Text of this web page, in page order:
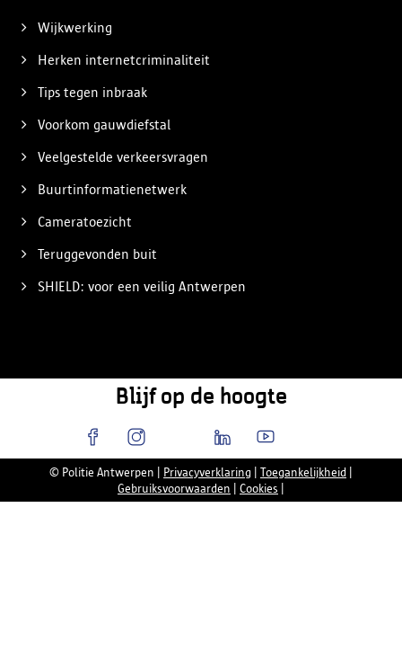
Wijkwerking
Herken internetcriminaliteit
Tips tegen inbraak
Voorkom gauwdiefstal
Veelgestelde verkeersvragen
Buurtinformatienetwerk
Cameratoezicht
Teruggevonden buit
SHIELD: voor een veilig Antwerpen
Blijf op de hoogte
© Politie Antwerpen Privacyverklaring Toegankelijkheid
Gebruiksvoorwaarden
Cookies